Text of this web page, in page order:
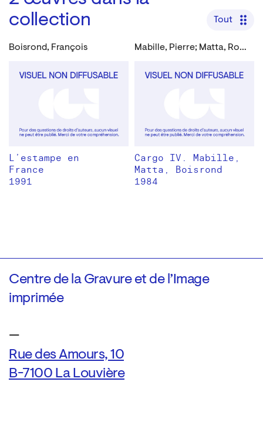
collection
Tout
Boisrond, François
L’estampe en
France
1991
Mabille, Pierre; Matta, Roberto; Boisrond, François
Cargo IV. Mabille,
Matta, Boisrond
1984
Centre de la Gravure et de l’Image
imprimée
—
Rue des Amours, 10
B-7100 La Louvière